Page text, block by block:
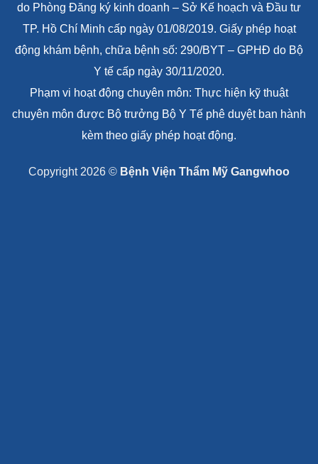
do Phòng Đăng ký kinh doanh – Sở Kế hoạch và Đầu tư
TP. Hồ Chí Minh cấp ngày 01/08/2019. Giấy phép hoạt
động khám bệnh, chữa bệnh số: 290/BYT – GPHĐ do Bộ
Y tế cấp ngày 30/11/2020.
Phạm vi hoạt động chuyên môn: Thực hiện kỹ thuật
chuyên môn được Bộ trưởng Bộ Y Tế phê duyệt ban hành
kèm theo giấy phép hoạt động.
Copyright 2026 © Bệnh Viện Thẩm Mỹ Gangwhoo